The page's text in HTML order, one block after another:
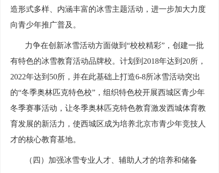
造形式多样、内涵丰富的冰雪主题活动，进一步加大力度
向青少年推广普及。
力争在创新冰雪活动方面做到“校校精彩”，创建一批
有特色的冰雪教育活动品牌校。计划到2018年达到20所，
2022年达到50所，并在此基础上打造6-8所冰雪活动突出
的“冬季奥林匹克特色校”，组织特色校开展西城区青少年
冬季赛事活动，让冬季奥林匹克特色教育激发西城体育教
育发展的新活力，使西城区成为培养北京市青少年竞技人
才的核心教育基地。
（四）加强冰雪专业人才、辅助人才的培养和储备